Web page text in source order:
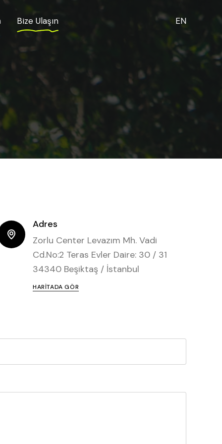
Bize Ulaşın EN
Adres
Zorlu Center Levazım Mh. Vadi
Cd.No:2 Teras Evler Daire: 30 / 31
34340 Beşiktaş / İstanbul
HARITADA GÖR